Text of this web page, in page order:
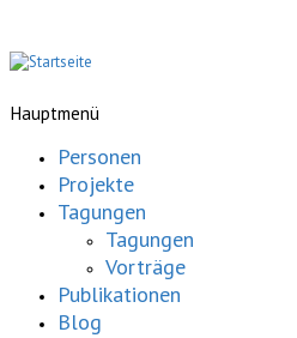
Hauptmenü
Personen
Projekte
Tagungen
Tagungen
Vorträge
Publikationen
Blog